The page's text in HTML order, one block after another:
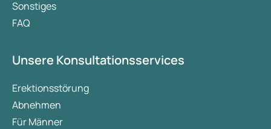
Sonstiges
FAQ
Unsere Konsultationsservices
Erektionsstörung
Abnehmen
Für Männer